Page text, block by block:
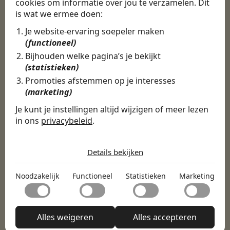
cookies om informatie over jou te verzamelen. Dit
is wat we ermee doen:
Je website-ervaring soepeler maken
(functioneel)
Bijhouden welke pagina’s je bekijkt
(statistieken)
Promoties afstemmen op je interesses
(marketing)
Je kunt je instellingen altijd wijzigen of meer lezen
in ons privacybeleid.
Noodzakelijk
Noodzakelijke cookies helpen een website bruikbaar te
maken door basisfuncties zoals paginanavigatie en
toegang tot beveiligde delen van de website mogelijk te
maken. Zonder deze cookies kan de website niet naar
behoren functioneren.
Functioneel
onthouden welke de manier waarop de website zich
gedraagt of eruitziet verandert, zoals de taal van je
Statistieken
Statistische cookies helpen website-eigenaren te
Details bekijken
Noodzakelijk Functioneel Statistieken Marketing
Alles weigeren Alles accepteren
Door Swipe4Work heb ik op een hele
makkelijke, laagdrempelige manier eigenlijk
een hele leuke nieuwe baan gevonden. Met heel
veel nieuwe uitdagingen!
Martijn
Certinia Consultant